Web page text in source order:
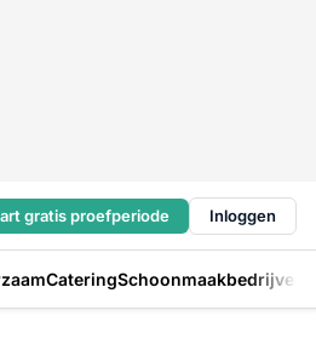
gratis proefperiode Inloggen
CateringSchoonmaakbedrijven